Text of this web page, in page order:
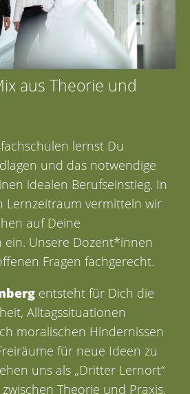
aus Theorie und
lernst Du
und das notwendige
idealen Berufseinstieg. In
Lernzeitraum vermitteln wir
auf Deine
ein. Unsere Dozent*innen
Fragen fachgerecht.
entsteht für Dich die
Alltagssituationen
moralischen Hindernissen
für neue Ideen zu
uns als „Dritter Lernort“
Theorie und Praxis.